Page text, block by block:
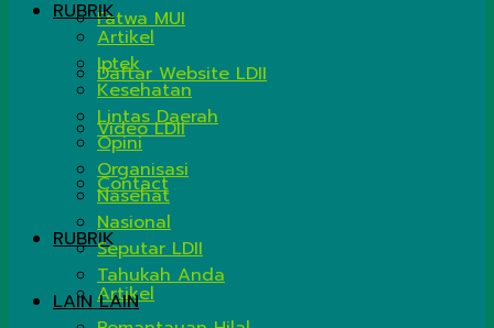
Fatwa MUI
Daftar Website LDII
Video LDII
Contact
RUBRIK
Artikel
RUBRIK
Artikel
Iptek
Kesehatan
Lintas Daerah
Opini
Organisasi
Nasehat
Nasional
Seputar LDII
Tahukah Anda
LAIN LAIN